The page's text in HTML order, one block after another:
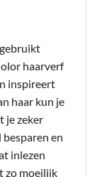
haarverf
inspireert
haar kun je
je zeker
en
inlezen
zo moeilijk